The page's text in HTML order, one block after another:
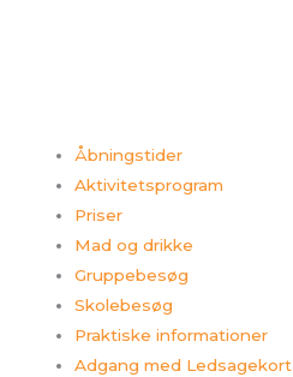
Åbningstider
Aktivitetsprogram
Priser
Mad og drikke
Gruppebesøg
Skolebesøg
Praktiske informationer
Adgang med Ledsagekort